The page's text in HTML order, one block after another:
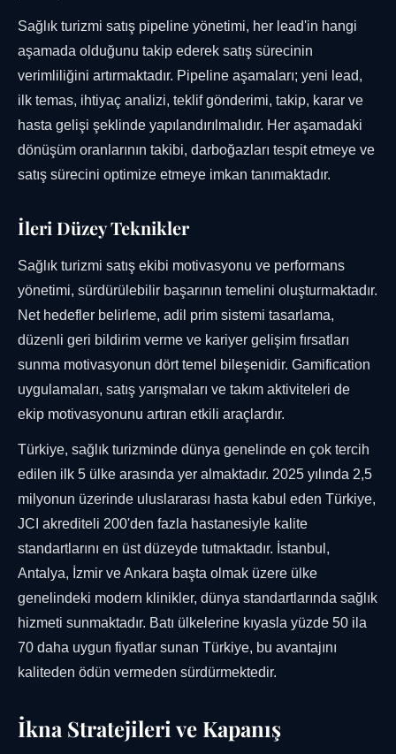
Sağlık turizmi satış pipeline yönetimi, her lead'in hangi
aşamada olduğunu takip ederek satış sürecinin
verimliliğini artırmaktadır. Pipeline aşamaları; yeni lead,
ilk temas, ihtiyaç analizi, teklif gönderimi, takip, karar ve
hasta gelişi şeklinde yapılandırılmalıdır. Her aşamadaki
dönüşüm oranlarının takibi, darboğazları tespit etmeye ve
satış sürecini optimize etmeye imkan tanımaktadır.
İleri Düzey Teknikler
Sağlık turizmi satış ekibi motivasyonu ve performans
yönetimi, sürdürülebilir başarının temelini oluşturmaktadır.
Net hedefler belirleme, adil prim sistemi tasarlama,
düzenli geri bildirim verme ve kariyer gelişim fırsatları
sunma motivasyonun dört temel bileşenidir. Gamification
uygulamaları, satış yarışmaları ve takım aktiviteleri de
ekip motivasyonunu artıran etkili araçlardır.
Türkiye, sağlık turizminde dünya genelinde en çok tercih
edilen ilk 5 ülke arasında yer almaktadır. 2025 yılında 2,5
milyonun üzerinde uluslararası hasta kabul eden Türkiye,
JCI akrediteli 200'den fazla hastanesiyle kalite
standartlarını en üst düzeyde tutmaktadır. İstanbul,
Antalya, İzmir ve Ankara başta olmak üzere ülke
genelindeki modern klinikler, dünya standartlarında sağlık
hizmeti sunmaktadır. Batı ülkelerine kıyasla yüzde 50 ila
70 daha uygun fiyatlar sunan Türkiye, bu avantajını
kaliteden ödün vermeden sürdürmektedir.
İkna Stratejileri ve Kapanış